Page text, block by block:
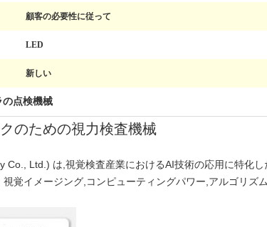
顧客の必要性に従って
LED
新しい
の点検機械
のための視力検査機械
Ltd.) は,視覚検査産業におけるAI技術の応用に特化し
覚イメージング,コンピューティングパワー,アルゴリズ